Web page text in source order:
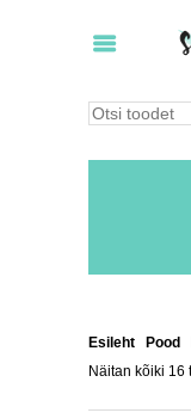
Esileht Pood
Näitan kõiki 16